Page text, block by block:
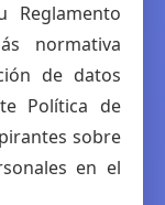
Reglamento
normativa
de datos
Política de
sobre
en el